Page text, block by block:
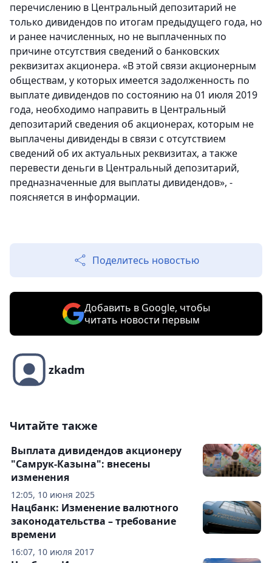
перечислению в Центральный депозитарий не
только дивидендов по итогам предыдущего года, но
и ранее начисленных, но не выплаченных по
причине отсутствия сведений о банковских
реквизитах акционера. «В этой связи акционерным
обществам, у которых имеется задолженность по
выплате дивидендов по состоянию на 01 июля 2019
года, необходимо направить в Центральный
депозитарий сведения об акционерах, которым не
выплачены дивиденды в связи с отсутствием
сведений об их актуальных реквизитах, а также
перевести деньги в Центральный депозитарий,
предназначенные для выплаты дивидендов», -
поясняется в информации.
Поделитесь новостью
Добавить в Google, чтобы
читать новости первым
zkadm
Читайте также
12:05, 10 июня 2025
Выплата дивидендов акционеру
"Самрук-Казына": внесены
изменения
16:07, 10 июля 2017
Нацбанк: Изменение валютного
законодательства – требование
времени